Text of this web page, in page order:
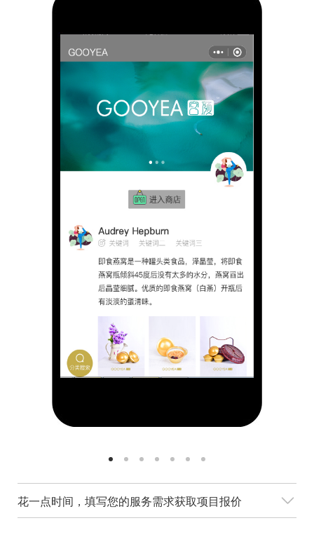
花一点时间，填写您的服务需求获取项目报价